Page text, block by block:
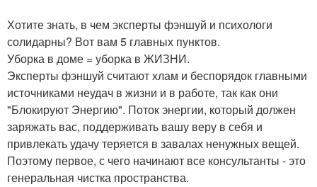
Хотите знать, в чем эксперты фэншуй и психологи
солидарны? Вот вам 5 главных пунктов.
Уборка в доме = уборка в ЖИЗНИ.
Эксперты фэншуй считают хлам и беспорядок главными
источниками неудач в жизни и в работе, так как они
"Блокируют Энергию". Поток энергии, который должен
заряжать вас, поддерживать вашу веру в себя и
привлекать удачу теряется в завалах ненужных вещей.
Поэтому первое, с чего начинают все консультанты - это
генеральная чистка пространства.